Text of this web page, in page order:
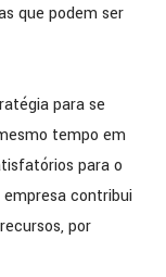
que podem ser
para se
tempo em
para o
contribui
por